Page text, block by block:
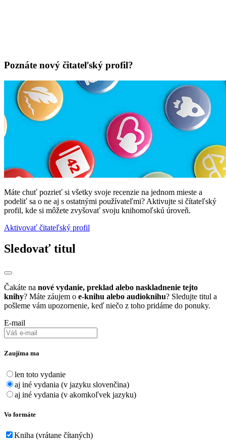
Poznáte nový čitateľský profil?
Máte chuť pozrieť si všetky svoje recenzie na jednom mieste a
podeliť sa o ne aj s ostatnými používateľmi? Aktivujte si čítateľský
profil, kde si môžete zvyšovať svoju knihomoľskú úroveň.
Aktivovať čitateľský profil
Sledovať titul
Čakáte na nové vydanie, preklad alebo naskladnenie tejto
knihy? Máte záujem o e-knihu alebo audioknihu? Sledujte titul a
pošleme vám upozornenie, keď niečo z toho pridáme do ponuky.
E-mail
Zaujíma ma
len toto vydanie
aj iné vydania (v jazyku slovenčina)
aj iné vydania (v akomkoľvek jazyku)
Vo formáte
Kniha (vrátane čítaných)